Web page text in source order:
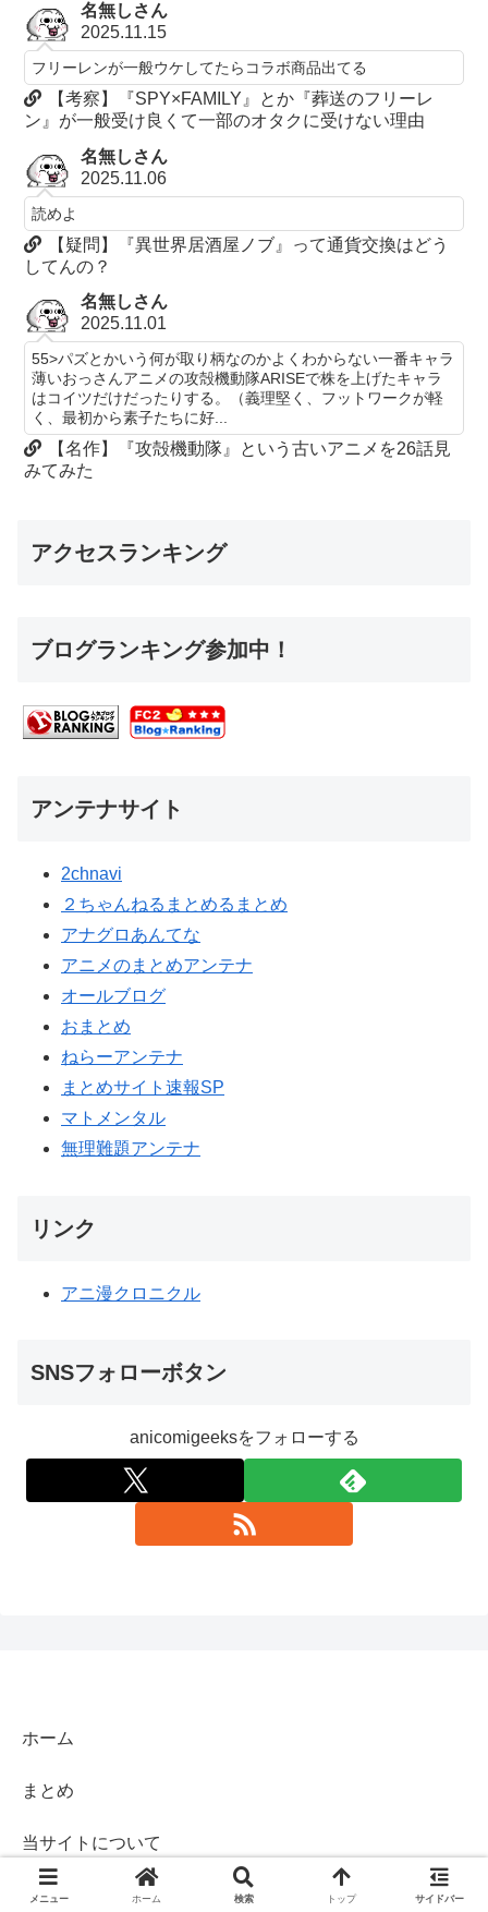
名無しさん
2025.11.15
フリーレンが一般ウケしてたらコラボ商品出てる
【考察】『SPY×FAMILY』とか『葬送のフリーレ
ン』が一般受け良くて一部のオタクに受けない理由
名無しさん
2025.11.06
読めよ
【疑問】『異世界居酒屋ノブ』って通貨交換はどう
してんの？
名無しさん
2025.11.01
55>パズとかいう何が取り柄なのかよくわからない一番キャラ
薄いおっさんアニメの攻殻機動隊ARISEで株を上げたキャラ
はコイツだけだったりする。（義理堅く、フットワークが軽
く、最初から素子たちに好...
【名作】『攻殻機動隊』という古いアニメを26話見
みてみた
アクセスランキング
ブログランキング参加中！
アンテナサイト
2chnavi
２ちゃんねるまとめるまとめ
アナグロあんてな
アニメのまとめアンテナ
オールブログ
おまとめ
ねらーアンテナ
まとめサイト速報SP
マトメンタル
無理難題アンテナ
リンク
アニ漫クロニクル
SNSフォローボタン
anicomigeeksをフォローする
ホーム
まとめ
当サイトについて
プライバシーポリシー
メニュー ホーム 検索 トップ サイドバー